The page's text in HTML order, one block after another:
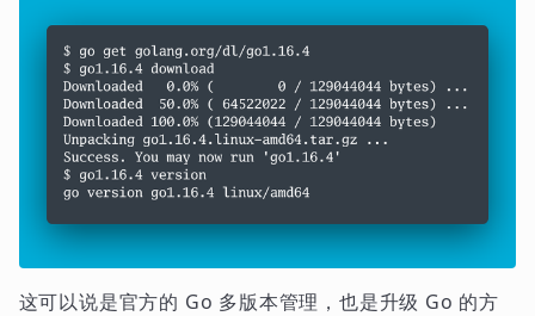
这可以说是官方的 Go 多版本管理，也是升级 Go 的方